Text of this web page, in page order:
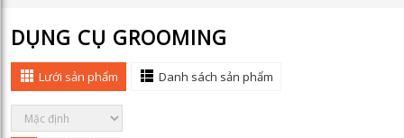
DỤNG CỤ GROOMING
Lưới sản phẩm Danh sách sản phẩm